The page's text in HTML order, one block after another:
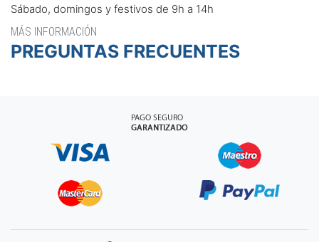
Sábado, domingos y festivos de 9h a 14h
MÁS INFORMACIÓN
PREGUNTAS FRECUENTES